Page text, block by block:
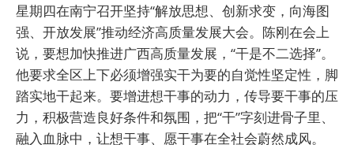
星期四在南宁召开坚持“解放思想、创新求变，向海图
强、开放发展”推动经济高质量发展大会。陈刚在会上
说，要想加快推进广西高质量发展，“干是不二选择”。
他要求全区上下必须增强实干为要的自觉性坚定性，脚
踏实地干起来。要增进想干事的动力，传导要干事的压
力，积极营造良好条件和氛围，把“干”字刻进骨子里、
融入血脉中，让想干事、愿干事在全社会蔚然成风。